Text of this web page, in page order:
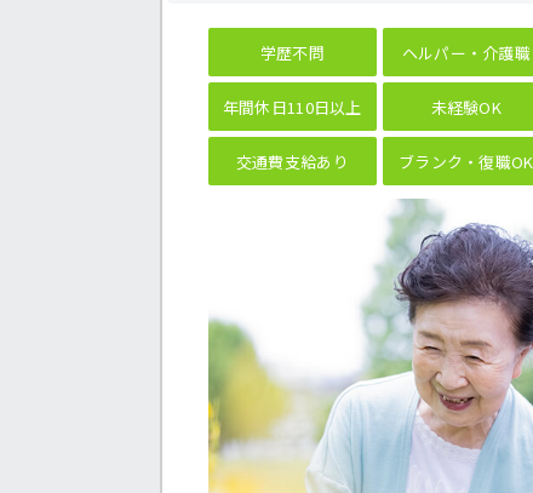
学歴不問 ヘルパー・介護職
年間休日110日以上 未経験OK
交通費支給あり ブランク・復職OK